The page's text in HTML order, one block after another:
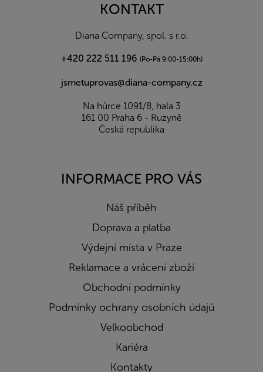
KONTAKT
Diana Company, spol. s r.o.
+420 222 511 196 (Po-Pá 9:00-15:00h)
jsmetuprovas@diana-company.cz
Na hůrce 1091/8, hala 3
161 00 Praha 6 - Ruzyně
Česká republika
INFORMACE PRO VÁS
Náš příběh
Doprava a platba
Výdejní místa v Praze
Reklamace a vrácení zboží
Obchodní podmínky
Podmínky ochrany osobních údajů
Velkoobchod
Kariéra
Kontakty